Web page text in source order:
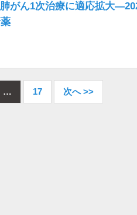
肺がん1次治療に適応拡大
… 17 次へ >>